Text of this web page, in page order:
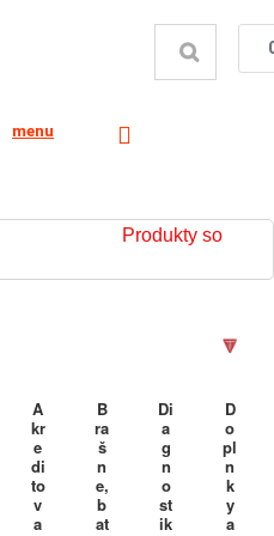
menu
Produkty so
A
kr
e
di
to
v
a
B
ra
š
n
e,
b
at
Di
a
g
n
o
st
ik
D
o
pl
n
k
y
a